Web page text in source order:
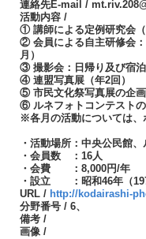
連絡先E-mail /
活動内容 /
① 講師による定例研究会（
② 会員による自主研修会
月）
③ 撮影会：日帰り及び宿泊
④ 連盟写真展（年2回）
⑤ 市民文化祭写真展の企画
⑥ ルネフォトコンテストの
※各月の活動については、
・活動場所：中央公民館
・会員数 ：16人
・会費 ：8,000円/年
・設立 ：昭和46年（
URL / http://kodairashi-
分野番号 / 6、
備考 /
画像 /